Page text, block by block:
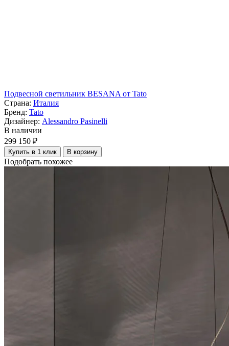
Подвесной светильник BESANA от Tato
Страна: Италия
Бренд: Tato
Дизайнер: Alessandro Pasinelli
В наличии
299 150 ₽
Купить в 1 клик В корзину
Подобрать похожее